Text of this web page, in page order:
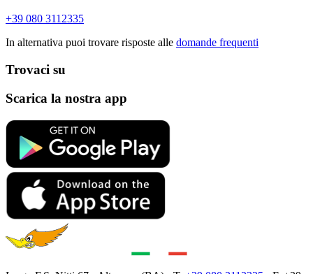
+39 080 3112335
In alternativa puoi trovare risposte alle domande frequenti
Trovaci su
Scarica la nostra app